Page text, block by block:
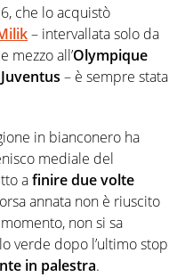
che lo acquistò
– intervallata solo da
mezzo all’Olympique
Juventus – è sempre stata
in bianconero ha
mediale del
afinire due volte
annata non è riuscito
non si sa
verde dopo l’ultimo stop
in palestra.